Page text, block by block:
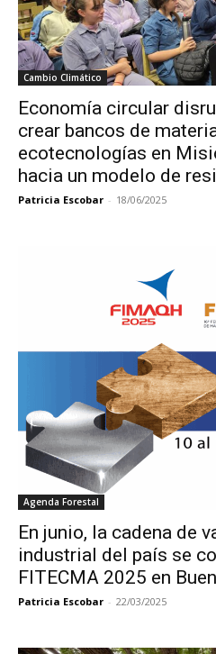
Cambio Climático
Economía circular
crear bancos de
ecotecnologías en
hacia un modelo de
Patricia Escobar - 18/06/2025
Agenda Forestal
En junio, la cadena de
industrial del país se
FITECMA 2025 en
Patricia Escobar - 22/03/2025